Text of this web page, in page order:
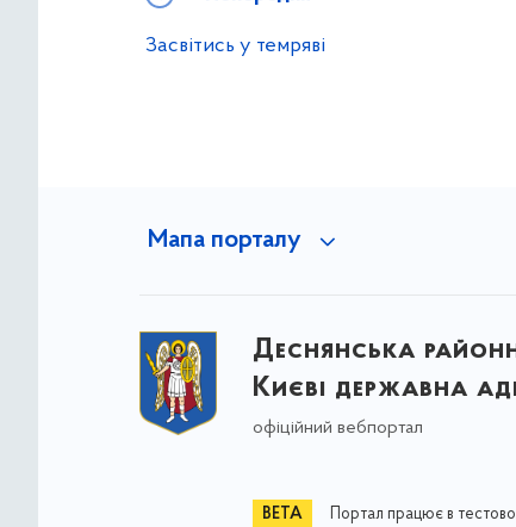
Засвітись у темряві
Мапа порталу
Деснянська
Києві державна
офіційний вебпортал
Портал працює в